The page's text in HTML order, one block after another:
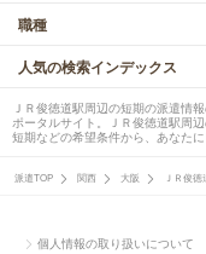
職種
人気の検索インデックス
ＪＲ俊徳道駅周辺の短期の派遣情
ポータルサイト。ＪＲ俊徳道駅周
短期などの希望条件から、あなた
派遣TOP 関西 大阪 ＪＲ俊徳
個人情報の取り扱いについて